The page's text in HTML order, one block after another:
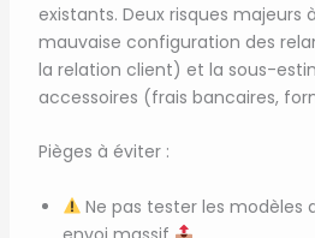
existants. Deux risques majeurs
mauvaise configuration des
la relation client) et la sous-
accessoires (frais bancaires,
Pièges à éviter :
Ne pas tester les